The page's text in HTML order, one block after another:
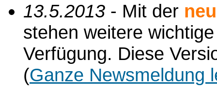
13.5.2013 - Mit der
stehen weitere
Verfügung. Diese
(Ganze Newsmeldung